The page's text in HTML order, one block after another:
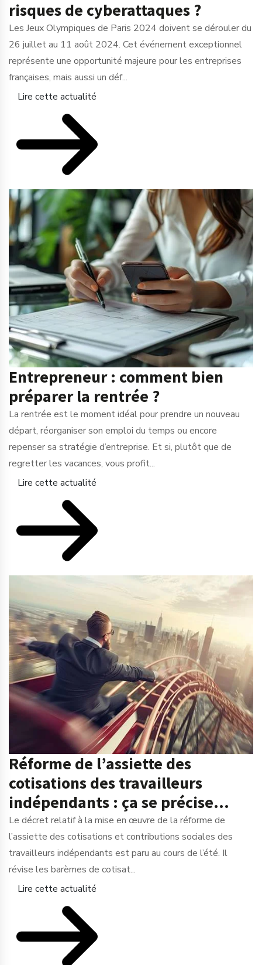
risques de cyberattaques ?
Les Jeux Olympiques de Paris 2024 doivent se dérouler du
26 juillet au 11 août 2024. Cet événement exceptionnel
représente une opportunité majeure pour les entreprises
françaises, mais aussi un déf...
Lire cette actualité
Entrepreneur : comment bien
préparer la rentrée ?
La rentrée est le moment idéal pour prendre un nouveau
départ, réorganiser son emploi du temps ou encore
repenser sa stratégie d’entreprise. Et si, plutôt que de
regretter les vacances, vous profit...
Lire cette actualité
Réforme de l’assiette des
cotisations des travailleurs
indépendants : ça se précise…
Le décret relatif à la mise en œuvre de la réforme de
l’assiette des cotisations et contributions sociales des
travailleurs indépendants est paru au cours de l’été. Il
révise les barèmes de cotisat...
Lire cette actualité